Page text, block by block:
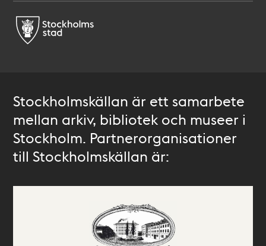
Stockholmskällan är ett samarbete
mellan arkiv, bibliotek och museer i
Stockholm. Partnerorganisationer
till Stockholmskällan är: